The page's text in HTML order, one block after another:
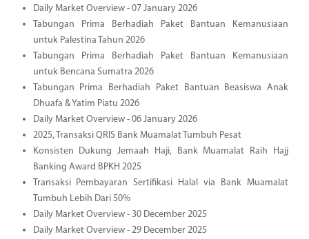
Daily Market Overview - 07 January 2026
Tabungan Prima Berhadiah Paket Bantuan Kemanusiaan
untuk Palestina Tahun 2026
Tabungan Prima Berhadiah Paket Bantuan Kemanusiaan
untuk Bencana Sumatra 2026
Tabungan Prima Berhadiah Paket Bantuan Beasiswa Anak
Dhuafa & Yatim Piatu 2026
Daily Market Overview - 06 January 2026
2025, Transaksi QRIS Bank Muamalat Tumbuh Pesat
Konsisten Dukung Jemaah Haji, Bank Muamalat Raih Hajj
Banking Award BPKH 2025
Transaksi Pembayaran Sertifikasi Halal via Bank Muamalat
Tumbuh Lebih Dari 50%
Daily Market Overview - 30 December 2025
Daily Market Overview - 29 December 2025